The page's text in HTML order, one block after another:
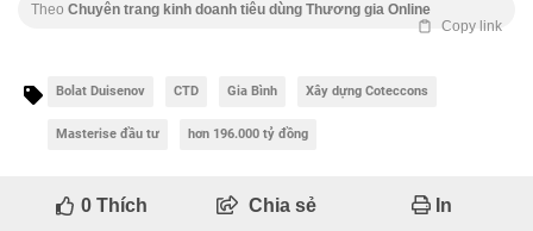
Theo Chuyên trang kinh doanh tiêu dùng Thương gia Online
Copy link
Bolat Duisenov CTD Gia Bình Xây dựng Coteccons
Masterise đầu tư hơn 196.000 tỷ đồng
0Thích Chia sẻ In